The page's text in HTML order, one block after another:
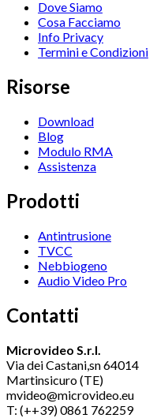
Dove Siamo
Cosa Facciamo
Info Privacy
Termini e Condizioni
Risorse
Download
Blog
Modulo RMA
Assistenza
Prodotti
Antintrusione
TVCC
Nebbiogeno
Audio Video Pro
Contatti
Microvideo S.r.l.
Via dei Castani,sn 64014
Martinsicuro (TE)
mvideo@microvideo.eu
T: (++39) 0861 762259